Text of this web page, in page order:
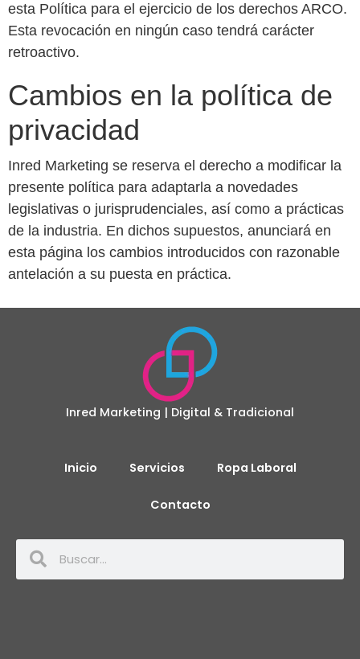
esta Política para el ejercicio de los derechos ARCO.
Esta revocación en ningún caso tendrá carácter
retroactivo.
Cambios en la política de
privacidad
Inred Marketing se reserva el derecho a modificar la
presente política para adaptarla a novedades
legislativas o jurisprudenciales, así como a prácticas
de la industria. En dichos supuestos, anunciará en
esta página los cambios introducidos con razonable
antelación a su puesta en práctica.
Inred Marketing | Digital & Tradicional
Inicio Servicios Ropa Laboral
Contacto